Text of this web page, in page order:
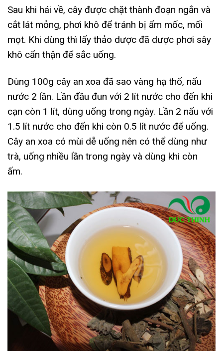
Sau khi hái về, cây được chặt thành đoạn ngắn và
cắt lát mỏng, phơi khô để tránh bị ẩm mốc, mối
mọt. Khi dùng thì lấy thảo dược đã dược phơi sây
khô cẩn thận để sắc uống.
Dùng 100g cây an xoa đã sao vàng hạ thổ, nấu
nước 2 lần. Lần đầu đun với 2 lít nước cho đến khi
cạn còn 1 lít, dùng uống trong ngày. Lần 2 nấu với
1.5 lít nước cho đến khi còn 0.5 lít nước để uống.
Cây an xoa có mùi dễ uống nên có thể dùng như
trà, uống nhiều lần trong ngày và dùng khi còn
ấm.